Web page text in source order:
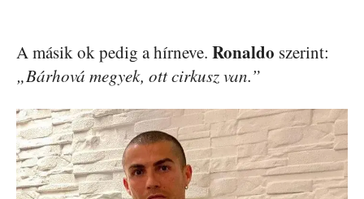
A másik ok pedig a hírneve. Ronaldo szerint:
„Bárhová megyek, ott cirkusz van.”